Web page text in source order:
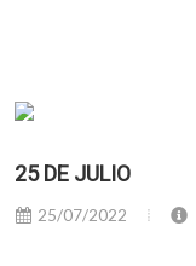
25 DE JULIO
25/07/2022